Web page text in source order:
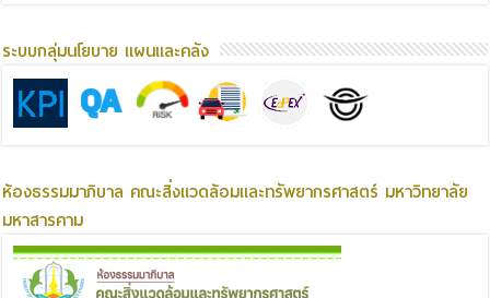
ระบบกลุ่มนโยบาย แผนและคลัง
ห้องธรรมมาภิบาล คณะสิ่งแวดล้อมและทรัพยากรศาสตร์ มหาวิทยาลัย
มหาสารคาม